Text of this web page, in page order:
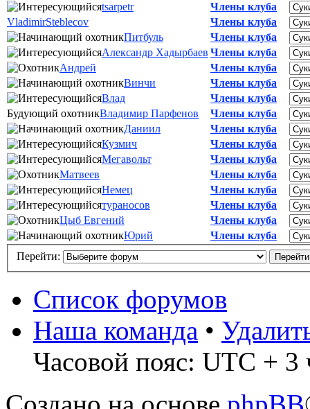
tsarpetr
Члены клуба
VladimirSteblecov
Члены клуба
Питбуль
Члены клуба
Александр Хадырбаев Члены клуба
Андрей
Члены клуба
Винчи
Члены клуба
Влад
Члены клуба
Будующий охотникВладимир Парфенов
Члены клуба
Даниил
Члены клуба
Кузмич
Члены клуба
Мегавольт
Члены клуба
Матвеев
Члены клуба
Немец
Члены клуба
тураносов
Члены клуба
Цыб Евгений
Члены клуба
Юрий
Члены клуба
Перейти:
Список форумов
Наша команда •
Часовой пояс: UTC + 3